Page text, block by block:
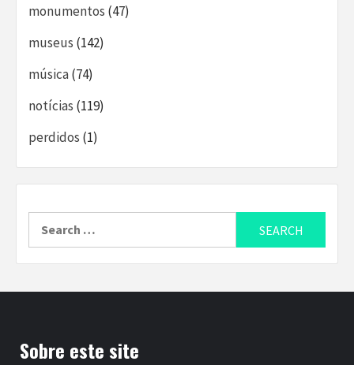
monumentos (47)
museus (142)
música(74)
notícias (119)
perdidos (1)
Sobre este site